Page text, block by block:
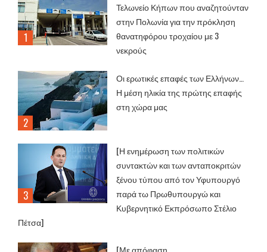
Τελωνείο Κήπων που αναζητούνταν
στην Πολωνία για την πρόκληση
θανατηφόρου τροχαίου με 3
νεκρούς
Οι ερωτικές επαφές των Ελλήνων…
Η μέση ηλικία της πρώτης επαφής
στη χώρα μας
[Η ενημέρωση των πολιτικών
συντακτών και των ανταποκριτών
ξένου τύπου από τον Υφυπουργό
παρά τω Πρωθυπουργώ και
Κυβερνητικό Εκπρόσωπο Στέλιο
Πέτσα]